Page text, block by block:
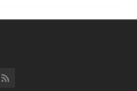
Nga Irani Kundrejt Një
“Pasta Alfredo” Ka Udhëtuar